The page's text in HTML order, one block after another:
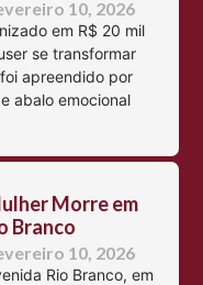
10, 2026
em R$ 20 mil
se transformar
apreendido por
abalo emocional
Morre em
Branco
10, 2026
Rio Branco, em